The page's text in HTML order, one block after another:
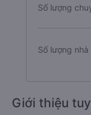
Số lượng
Số lượng nhà
Giới thiệu